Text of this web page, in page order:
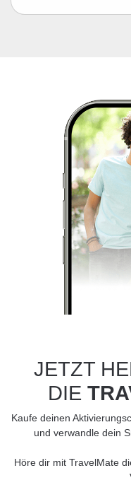
JETZT
DIE
Kaufe deinen
und verwandle dein
Höre dir mit TravelMate